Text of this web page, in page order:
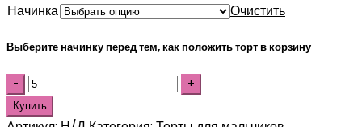
Начинка
Очистить
Выберите начинку перед тем, как положить торт в корзину
Купить